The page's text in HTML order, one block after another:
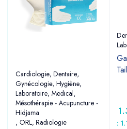
Cardiologie, Dentaire,
Gynécologie, Hygiène,
Laboratoire, Medical,
Mésothérapie - Acupuncture -
Hidjama
, ORL, Radiologie
: